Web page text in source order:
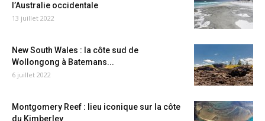
l’Australie occidentale
13 juillet 2022
New South Wales : la côte sud de
Wollongong à Batemans...
6 juillet 2022
Montgomery Reef : lieu iconique sur la côte
du Kimberley